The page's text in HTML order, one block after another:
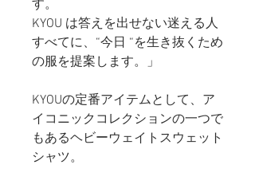
す。
KYOU は答えを出せない迷える人
すべてに、“今日 “を生き抜くため
の服を提案します。」
KYOUの定番アイテムとして、ア
イコニックコレクションの一つで
もあるヘビーウェイトスウェット
シャツ。